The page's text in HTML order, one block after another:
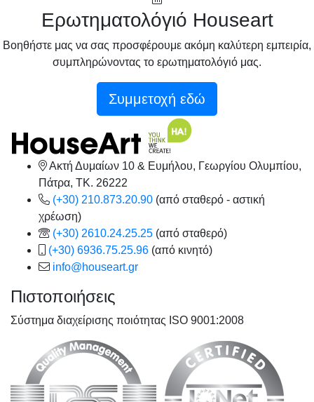
Ερωτηματολόγιό Houseart
Βοηθήστε μας να σας προσφέρουμε ακόμη καλύτερη εμπειρία,
συμπληρώνοντας το ερωτηματολόγιό μας.
Συμμετοχή εδώ
Ακτή Δυμαίων 10 & Ευμήλου, Γεωργίου Ολυμπίου,
Πάτρα, TK. 26222
(+30) 210.873.20.90 (από σταθερό - αστική
χρέωση)
(+30) 2610.24.25.25 (από σταθερό)
(+30) 6936.75.25.96 (από κινητό)
info@houseart.gr
Πιστοποιήσεις
Σύστημα διαχείρισης ποιότητας ISO 9001:2008